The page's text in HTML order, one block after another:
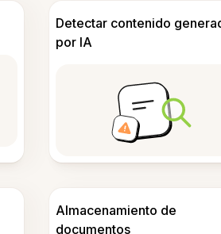
Detectar contenido
por IA
Almacenamiento de
documentos